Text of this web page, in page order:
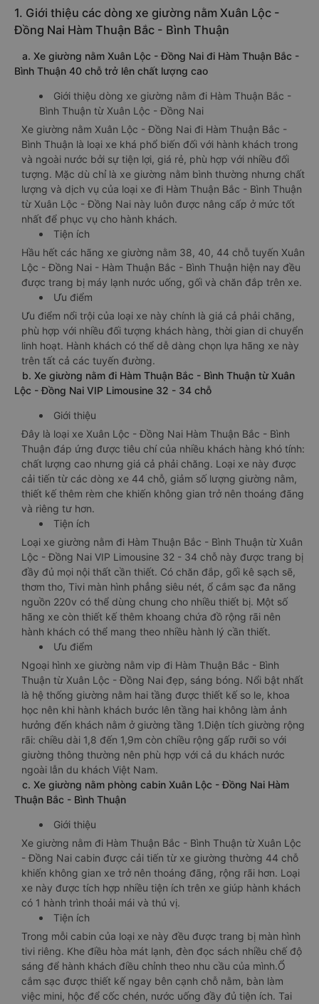
20:02 bởi 18 nhà xe: Trung Thành, Cao Lâm Limousine, Tân
Hoàng Anh, Thùy Trang Bình Định, Thảo Mạnh Hùng, Mạnh
Hùng (Bình Định) vận hành.
1. Giới thiệu các dòng xe giường nằm Xuân Lộc -
Đồng Nai Hàm Thuận Bắc - Bình Thuận
a. Xe giường nằm Xuân Lộc - Đồng Nai đi Hàm Thuận Bắc -
Bình Thuận 40 chỗ trở lên chất lượng cao
Giới thiệu dòng xe giường nằm đi Hàm Thuận Bắc -
Bình Thuận từ Xuân Lộc - Đồng Nai
Xe giường nằm Xuân Lộc - Đồng Nai đi Hàm Thuận Bắc -
Bình Thuận là loại xe khá phổ biến đối với hành khách trong
và ngoài nước bởi sự tiện lợi, giá rẻ, phù hợp với nhiều đối
tượng. Mặc dù chỉ là xe giường nằm bình thường nhưng chất
lượng và dịch vụ của loại xe đi Hàm Thuận Bắc - Bình Thuận
từ Xuân Lộc - Đồng Nai này luôn được nâng cấp ở mức tốt
nhất để phục vụ cho hành khách.
Tiện ích
Hầu hết các hãng xe giường nằm 38, 40, 44 chỗ tuyến Xuân
Lộc - Đồng Nai - Hàm Thuận Bắc - Bình Thuận hiện nay đều
được trang bị máy lạnh nước uống, gối và chăn đắp trên xe.
Ưu điểm
Ưu điểm nổi trội của loại xe này chính là giá cả phải chăng,
phù hợp với nhiều đối tượng khách hàng, thời gian di chuyển
linh hoạt. Hành khách có thể dễ dàng chọn lựa hãng xe này
trên tất cả các tuyến đường.
b. Xe giường nằm đi Hàm Thuận Bắc - Bình Thuận từ Xuân
Lộc - Đồng Nai VIP Limousine 32 - 34 chỗ
Giới thiệu
Đây là loại xe Xuân Lộc - Đồng Nai Hàm Thuận Bắc - Bình
Thuận đáp ứng được tiêu chí của nhiều khách hàng khó tính:
chất lượng cao nhưng giá cả phải chăng. Loại xe này được
cải tiến từ các dòng xe 44 chỗ, giảm số lượng giường nằm,
thiết kế thêm rèm che khiến không gian trở nên thoáng đãng
và riêng tư hơn.
Tiện ích
Loại xe giường nằm đi Hàm Thuận Bắc - Bình Thuận từ Xuân
Lộc - Đồng Nai VIP Limousine 32 - 34 chỗ này được trang bị
đầy đủ mọi nội thất cần thiết. Có chăn đắp, gối kê sạch sẽ,
thơm tho, Tivi màn hình phẳng siêu nét, ổ cắm sạc đa năng
nguồn 220v có thể dùng chung cho nhiều thiết bị. Một số
hãng xe còn thiết kế thêm khoang chứa đồ rộng rãi nên
hành khách có thể mang theo nhiều hành lý cần thiết.
Ưu điểm
Ngoại hình xe giường nằm vip đi Hàm Thuận Bắc - Bình
Thuận từ Xuân Lộc - Đồng Nai đẹp, sáng bóng. Nổi bật nhất
là hệ thống giường nằm hai tầng được thiết kế so le, khoa
học nên khi hành khách bước lên tầng hai không làm ảnh
hưởng đến khách nằm ở giường tầng 1.Diện tích giường rộng
rãi: chiều dài 1,8 đến 1,9m còn chiều rộng gấp rưỡi so với
giường thông thường nên phù hợp với cả du khách nước
ngoài lẫn du khách Việt Nam.
c. Xe giường nằm phòng cabin Xuân Lộc - Đồng Nai Hàm
Thuận Bắc - Bình Thuận
Giới thiệu
Xe giường nằm đi Hàm Thuận Bắc - Bình Thuận từ Xuân Lộc
- Đồng Nai cabin được cải tiến từ xe giường thường 44 chỗ
khiến không gian xe trở nên thoáng đãng, rộng rãi hơn. Loại
xe này được tích hợp nhiều tiện ích trên xe giúp hành khách
có 1 hành trình thoải mái và thú vị.
Tiện ích
Trong mỗi cabin của loại xe này đều được trang bị màn hình